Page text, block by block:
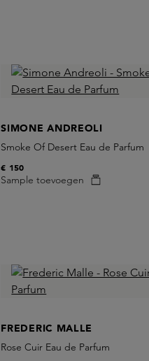
SIMONE ANDREOLI
Smoke Of Desert Eau de Parfum
Sample toevoegen
€ 150
FREDERIC MALLE
Rose Cuir Eau de Parfum